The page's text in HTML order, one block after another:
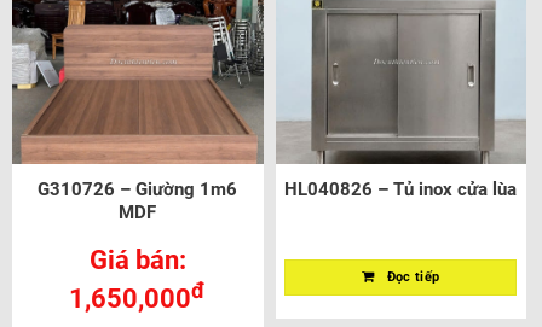
G310726 – Giường 1m6
MDF
Giá bán:
1,650,000đ
HL040826 – Tủ inox cửa lùa
Đọc tiếp